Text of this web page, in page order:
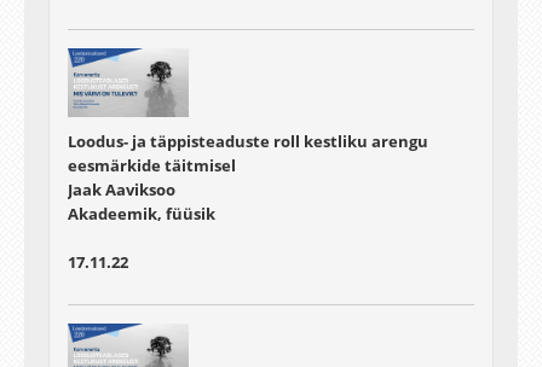
Loodus- ja täppisteaduste roll kestliku arengu
eesmärkide täitmisel
Jaak Aaviksoo
Akadeemik, füüsik
17.11.22